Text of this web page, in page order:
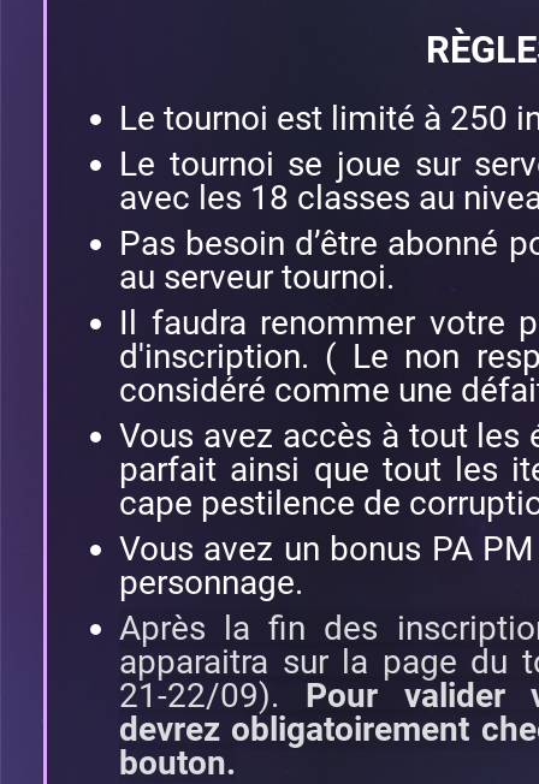
Le tournoi est limité à 250
Le tournoi se joue sur
avec les 18 classes au
Pas besoin d’être abonné
au serveur tournoi.
Il faudra renommer votre
d'inscription. ( Le non
considéré comme une
Vous avez accès à tout
parfait ainsi que tout les
cape pestilence de
Vous avez un bonus PA
personnage.
Après la fin des
apparaitra sur la page du
21-22/09). Pour valider
devrez obligatoirement
bouton.